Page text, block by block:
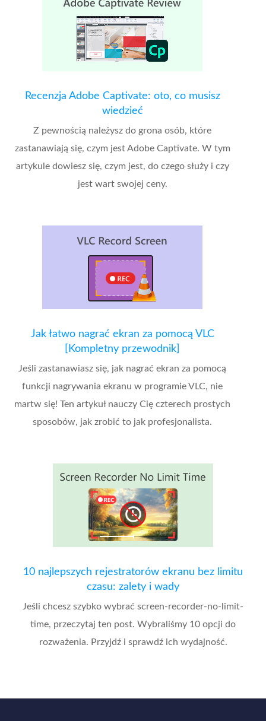
Recenzja Adobe Captivate: oto, co musisz
wiedzieć
Z pewnością należysz do grona osób, które
zastanawiają się, czym jest Adobe Captivate. W tym
artykule dowiesz się, czym jest, do czego służy i czy
jest wart swojej ceny.
Jak łatwo nagrać ekran za pomocą VLC
[Kompletny przewodnik]
Jeśli zastanawiasz się, jak nagrać ekran za pomocą
funkcji nagrywania ekranu w programie VLC, nie
martw się! Ten artykuł nauczy Cię czterech prostych
sposobów, jak zrobić to jak profesjonalista.
10 najlepszych rejestratorów ekranu bez limitu
czasu: zalety i wady
Jeśli chcesz szybko wybrać screen-recorder-no-limit-
time, przeczytaj ten post. Wybraliśmy 10 opcji do
rozważenia. Przyjdź i sprawdź ich wydajność.